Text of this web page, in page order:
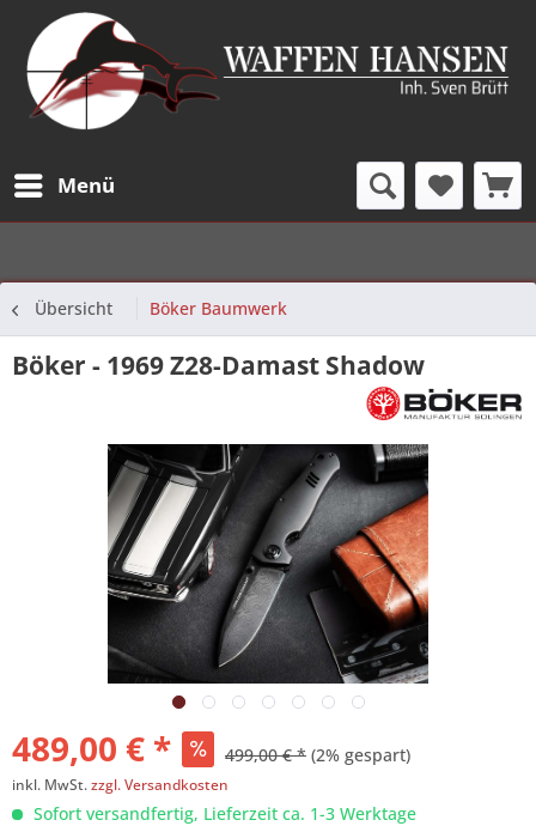
Menü
Übersicht Böker Baumwerk
Böker - 1969 Z28-Damast Shadow
489,00 € * 499,00 € * (2% gespart)
inkl. MwSt.zzgl. Versandkosten
Sofort versandfertig, Lieferzeit ca. 1-3 Werktage